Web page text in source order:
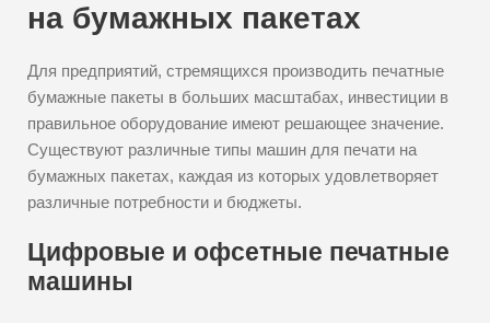
на бумажных пакетах
Для предприятий, стремящихся производить печатные
бумажные пакеты в больших масштабах, инвестиции в
правильное оборудование имеют решающее значение.
Существуют различные типы машин для печати на
бумажных пакетах, каждая из которых удовлетворяет
различные потребности и бюджеты.
Цифровые и офсетные печатные
машины